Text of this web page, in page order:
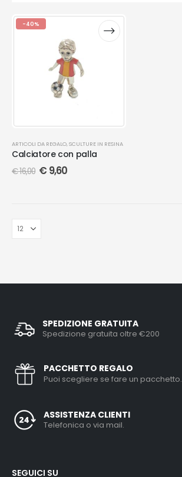
-40%
ARTICOLI DA REGALO, SCULTURE IN RESINA
Calciatore con palla
€16,00 € 9,60
SPEDIZIONE GRATUITA
Spedizione gratuita oltre €200
PACCHETTO REGALO
Puoi scegliere se fare un pacchetto.
ASSISTENZA CLIENTI
Telefonica o via mail.
SEGUICI SU